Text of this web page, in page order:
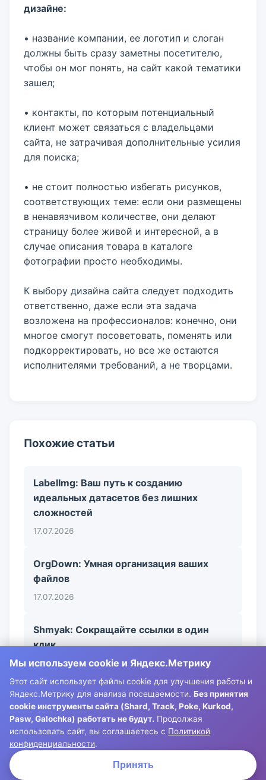
дизайне:
• название компании, ее логотип и слоган
должны быть сразу заметны посетителю,
чтобы он мог понять, на сайт какой тематики
зашел;
• контакты, по которым потенциальный
клиент может связаться с владельцами
сайта, не затрачивая дополнительные усилия
для поиска;
• не стоит полностью избегать рисунков,
соответствующих теме: если они размещены
в ненавязчивом количестве, они делают
страницу более живой и интересной, а в
случае описания товара в каталоге
фотографии просто необходимы.
К выбору дизайна сайта следует подходить
ответственно, даже если эта задача
возложена на профессионалов: конечно, они
многое смогут посоветовать, поменять или
подкорректировать, но все же остаются
исполнителями требований, а не творцами.
Похожие статьи
LabelImg: Ваш путь к созданию
идеальных датасетов без лишних
сложностей
17.07.2026
OrgDown: Умная организация ваших
файлов
17.07.2026
Shmyak: Сокращайте ссылки в один
клик
17.07.2026
© 2026 Loolle. Все права защищены. |
Политика конфиденциальности
Мы используем cookie и Яндекс.Метрику
Этот сайт использует файлы cookie для улучшения работы и
Яндекс.Метрику для анализа посещаемости. Без принятия
cookie инструменты сайта (Shard, Track, Poke, Kurkod,
Pasw, Galochka) работать не будут. Продолжая
использовать сайт, вы соглашаетесь с Политикой
конфиденциальности.
Принять